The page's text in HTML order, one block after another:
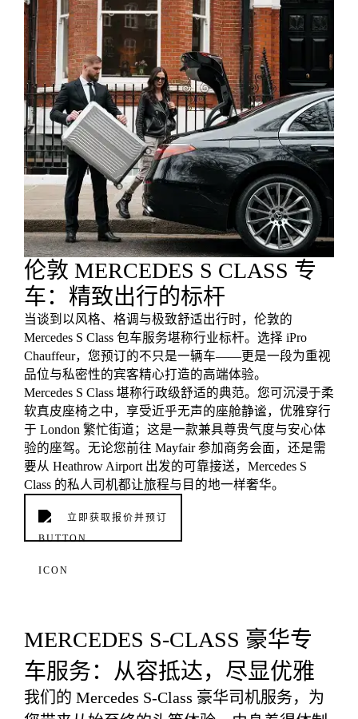
伦敦 MERCEDES S CLASS 专
车：精致出行的标杆
当谈到以风格、格调与极致舒适出行时，伦敦的
Mercedes S Class 包车服务堪称行业标杆。选择 iPro
Chauffeur，您预订的不只是一辆车——更是一段为重视
品位与私密性的宾客精心打造的高端体验。
Mercedes S Class 堪称行政级舒适的典范。您可沉浸于柔
软真皮座椅之中，享受近乎无声的座舱静谧，优雅穿行
于 London 繁忙街道；这是一款兼具尊贵气度与安心体
验的座驾。无论您前往 Mayfair 参加商务会面，还是需
要从 Heathrow Airport 出发的可靠接送，Mercedes S
Class 的私人司机都让旅程与目的地一样奢华。
立即获取报价并预订
MERCEDES S-CLASS 豪华专
车服务：从容抵达，尽显优雅
我们的 Mercedes S-Class 豪华司机服务，为